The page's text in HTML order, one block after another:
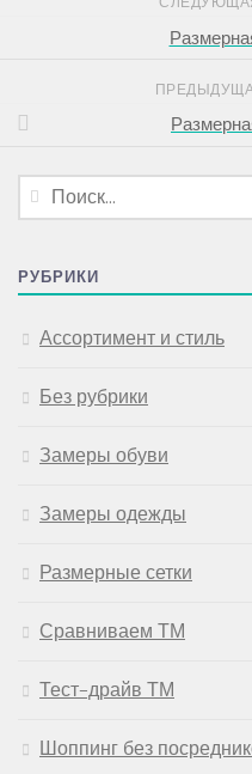
Найти:
РУБРИКИ
Ассортимент и стиль
Без рубрики
Замеры обуви
Замеры одежды
Размерные сетки
Сравниваем ТМ
Тест-драйв ТМ
Шоппинг без